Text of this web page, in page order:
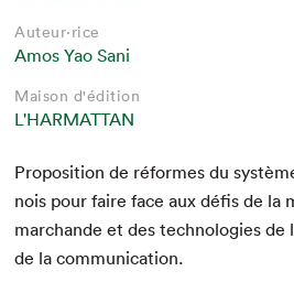
Auteur·rice
Amos Yao Sani
Maison d'édition
L'HARMATTAN
Propo­si­tion de réformes du
nois pour faire face aux défis de la
marchande et des tech­nolo­gies de
de la communication.